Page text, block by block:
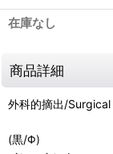
在庫なし
商品詳細
外科的摘出/
(黒/Φ)